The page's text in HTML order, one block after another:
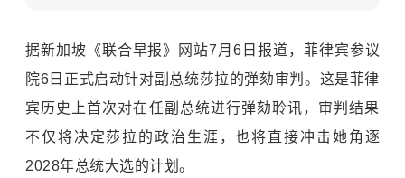
据新加坡《联合早报》网站7月6日报道，菲律宾参议
院6日正式启动针对副总统莎拉的弹劾审判。这是菲律
宾历史上首次对在任副总统进行弹劾聆讯，审判结果
不仅将决定莎拉的政治生涯，也将直接冲击她角逐
2028年总统大选的计划。